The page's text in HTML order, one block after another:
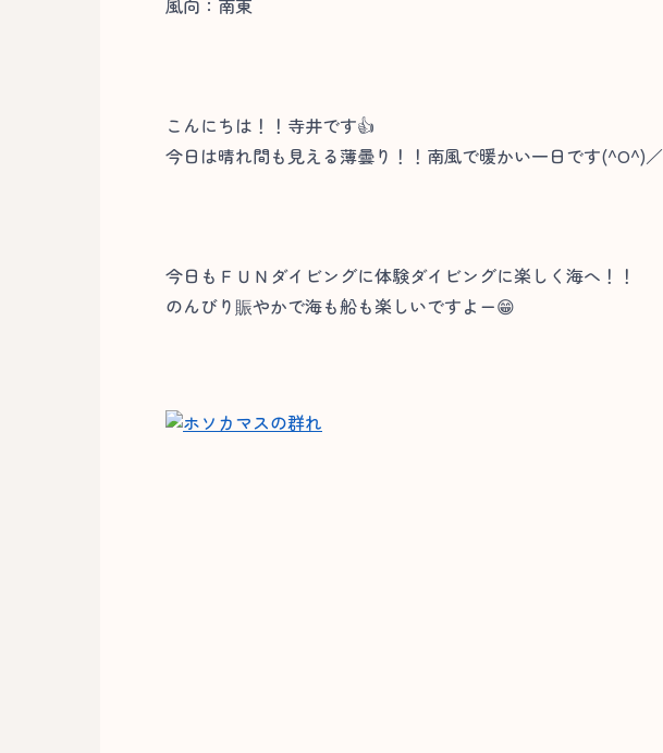
風向：南東
こんにちは！！寺井です👍
今日は晴れ間も見える薄曇り！！南風で暖かい一日です(^O^)／
今日もＦＵＮダイビングに体験ダイビングに楽しく海へ！！
のんびり賑やかで海も船も楽しいですよー😁